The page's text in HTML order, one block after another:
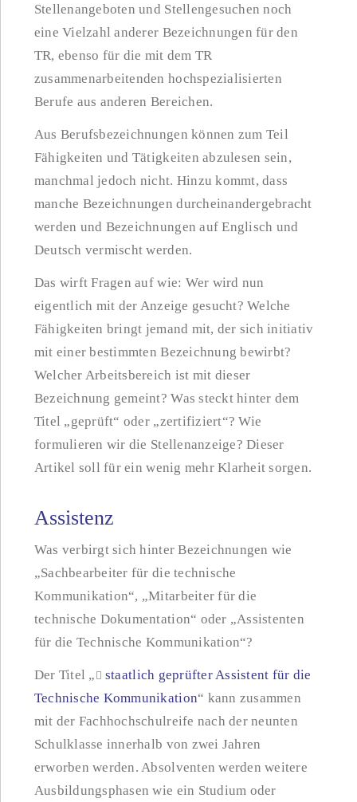
Stellenangeboten und Stellengesuchen noch
eine Vielzahl anderer Bezeichnungen für den
TR, ebenso für die mit dem TR
zusammenarbeitenden hochspezialisierten
Berufe aus anderen Bereichen.
Aus Berufsbezeichnungen können zum Teil
Fähigkeiten und Tätigkeiten abzulesen sein,
manchmal jedoch nicht. Hinzu kommt, dass
manche Bezeichnungen durcheinandergebracht
werden und Bezeichnungen auf Englisch und
Deutsch vermischt werden.
Das wirft Fragen auf wie: Wer wird nun
eigentlich mit der Anzeige gesucht? Welche
Fähigkeiten bringt jemand mit, der sich initiativ
mit einer bestimmten Bezeichnung bewirbt?
Welcher Arbeitsbereich ist mit dieser
Bezeichnung gemeint? Was steckt hinter dem
Titel „geprüft“ oder „zertifiziert“? Wie
formulieren wir die Stellenanzeige? Dieser
Artikel soll für ein wenig mehr Klarheit sorgen.
Assistenz
Was verbirgt sich hinter Bezeichnungen wie
„Sachbearbeiter für die technische
Kommunikation“, „Mitarbeiter für die
technische Dokumentation“ oder „Assistenten
für die Technische Kommunikation“?
Der Titel „
staatlich geprüfter Assistent für die
Technische Kommunikation“ kann zusammen
mit der Fachhochschulreife nach der neunten
Schulklasse innerhalb von zwei Jahren
erworben werden. Absolventen werden weitere
Ausbildungsphasen wie ein Studium oder